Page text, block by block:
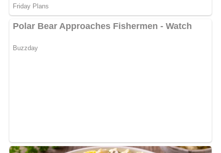
Alle Zutaten in einer Schüssel mit der Mayonnaise
vermischen, bis alles gut verteilt ist.
Mit Worcestersauce und Salz abschmecken, je nach
Den Salat vor dem Servieren etwas durchziehen lassen,